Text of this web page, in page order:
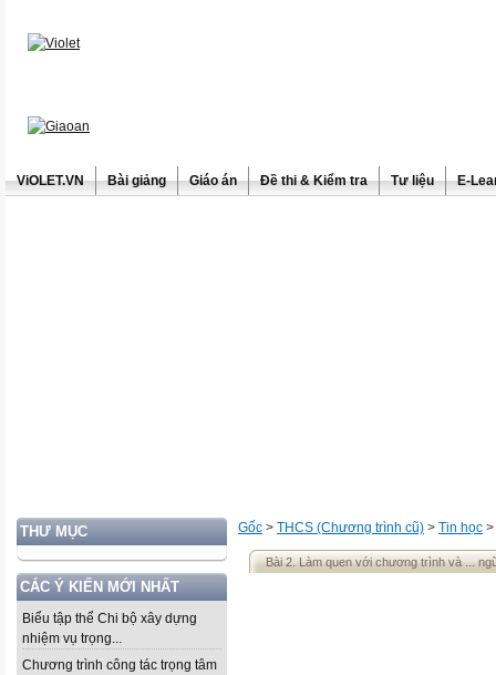
ViOLET.VN Bài giảng Giáo án Đề thi & Kiểm tra Tư liệu E-
THƯ MỤC
CÁC Ý KIẾN MỚI NHẤT
Biểu tập thể Chi bộ xây dựng
nhiệm vụ trọng...
Chương trình công tác trọng tâm
Gốc > THCS (Chương trình cũ) > Tin học >
Bài 2. Làm quen với chương trình và ...